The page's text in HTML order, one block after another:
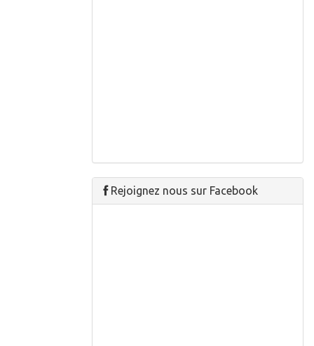
Rejoignez nous sur Facebook